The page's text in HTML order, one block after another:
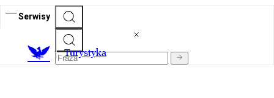
Serwisy
Turystyka